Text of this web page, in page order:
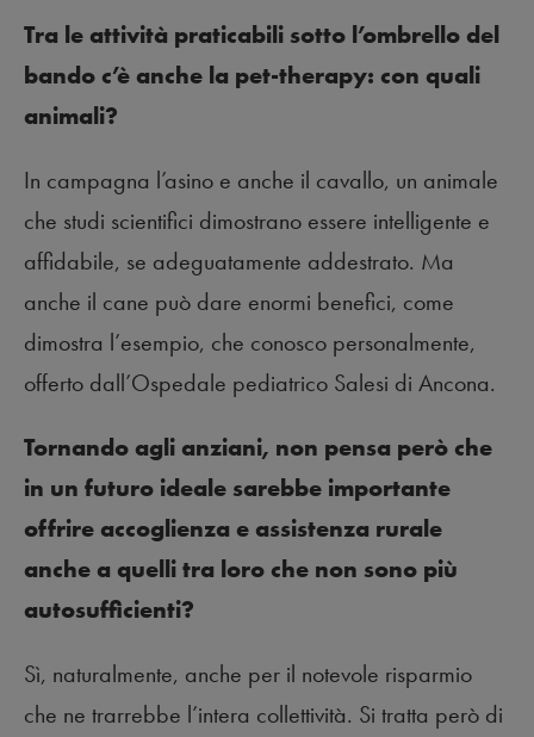
Tra le attività praticabili sotto l’ombrello del
bando c’è anche la pet-therapy: con quali
animali?
In campagna l’asino e anche il cavallo, un animale
che studi scientifici dimostrano essere intelligente e
affidabile, se adeguatamente addestrato. Ma
anche il cane può dare enormi benefici, come
dimostra l’esempio, che conosco personalmente,
offerto dall’Ospedale pediatrico Salesi di Ancona.
Tornando agli anziani, non pensa però che
in un futuro ideale sarebbe importante
offrire accoglienza e assistenza rurale
anche a quelli tra loro che non sono più
autosufficienti?
Sì, naturalmente, anche per il notevole risparmio
che ne trarrebbe l’intera collettività. Si tratta però di